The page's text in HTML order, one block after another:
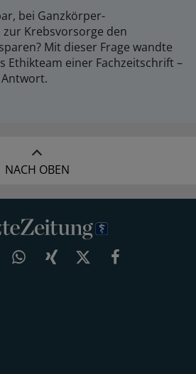
bei Ganzkörper-
Krebsvorsorge den
Mit dieser Frage wandte
Ethikteam einer Fachzeitschrift –
NACH OBEN